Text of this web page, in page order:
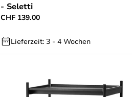
- Seletti
CHF 139.00
Lieferzeit: 3 - 4 Wochen